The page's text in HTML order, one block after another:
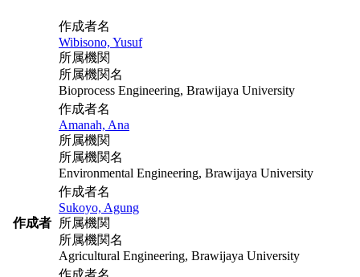
作成者
作成者名
Wibisono, Yusuf
所属機関
所属機関名
Bioprocess Engineering, Brawijaya University
作成者名
Amanah, Ana
所属機関
所属機関名
Environmental Engineering, Brawijaya University
作成者名
Sukoyo, Agung
所属機関
所属機関名
Agricultural Engineering, Brawijaya University
作成者名